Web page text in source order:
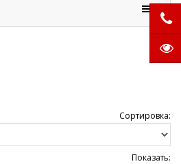
Сортировка:
Показать: